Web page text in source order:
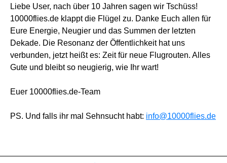
Liebe User, nach über 10 Jahren sagen wir Tschüss!
10000flies.de klappt die Flügel zu. Danke Euch allen für
Eure Energie, Neugier und das Summen der letzten
Dekade. Die Resonanz der Öffentlichkeit hat uns
verbunden, jetzt heißt es: Zeit für neue Flugrouten. Alles
Gute und bleibt so neugierig, wie Ihr wart!
Euer 10000flies.de-Team
PS. Und falls ihr mal Sehnsucht habt: info@10000flies.de